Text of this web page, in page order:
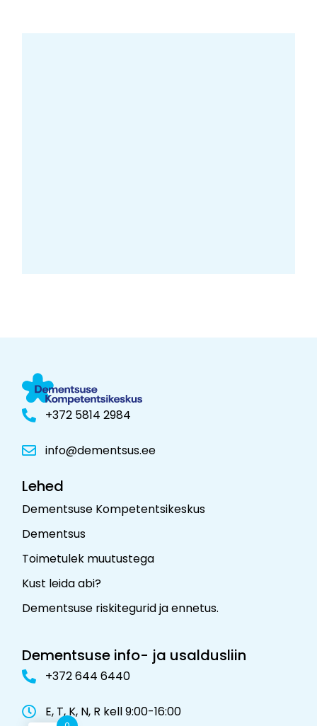
+372 5814 2984
info@dementsus.ee
Lehed
Dementsuse Kompetentsikeskus
Dementsus
Toimetulek muutustega
Kust leida abi?
Dementsuse riskitegurid ja ennetus.
Dementsuse info- ja usaldusliin
+372 644 6440
E, T, K, N, R kell 9:00-16:00